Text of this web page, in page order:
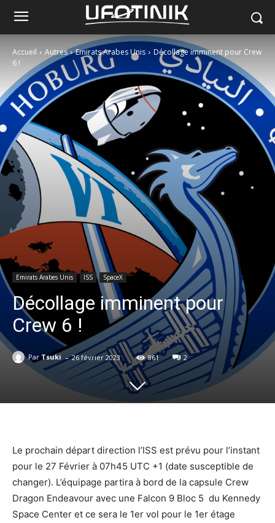
Accueil Autres Emirats Arabes Unis
Décollage imminent pour Crew
6 !
Emirats Arabes Unis ISS SpaceX
Décollage imminent pour
Crew 6 !
Par Tsuki - 26 février 2023 861 2
Le prochain départ direction l’ISS est prévu pour l’instant
pour le 27 Février à 07h45 UTC +1 (date susceptible de
changer). L’équipage partira à bord de la capsule Crew
Dragon Endeavour avec une Falcon 9 Bloc 5 du Kennedy
Space Center et ce sera le 1er vol pour le 1er étage